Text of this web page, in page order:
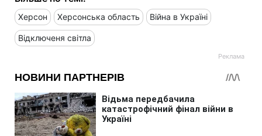
Херсон Херсонська область Війна в Україні
Відключеня світла